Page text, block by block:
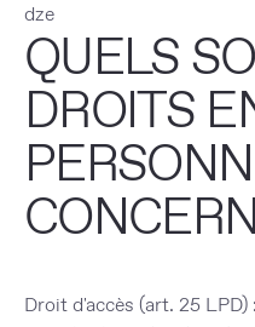
dze
QUELS
DROITS
Droit d'accès (art. 25 LPD) :